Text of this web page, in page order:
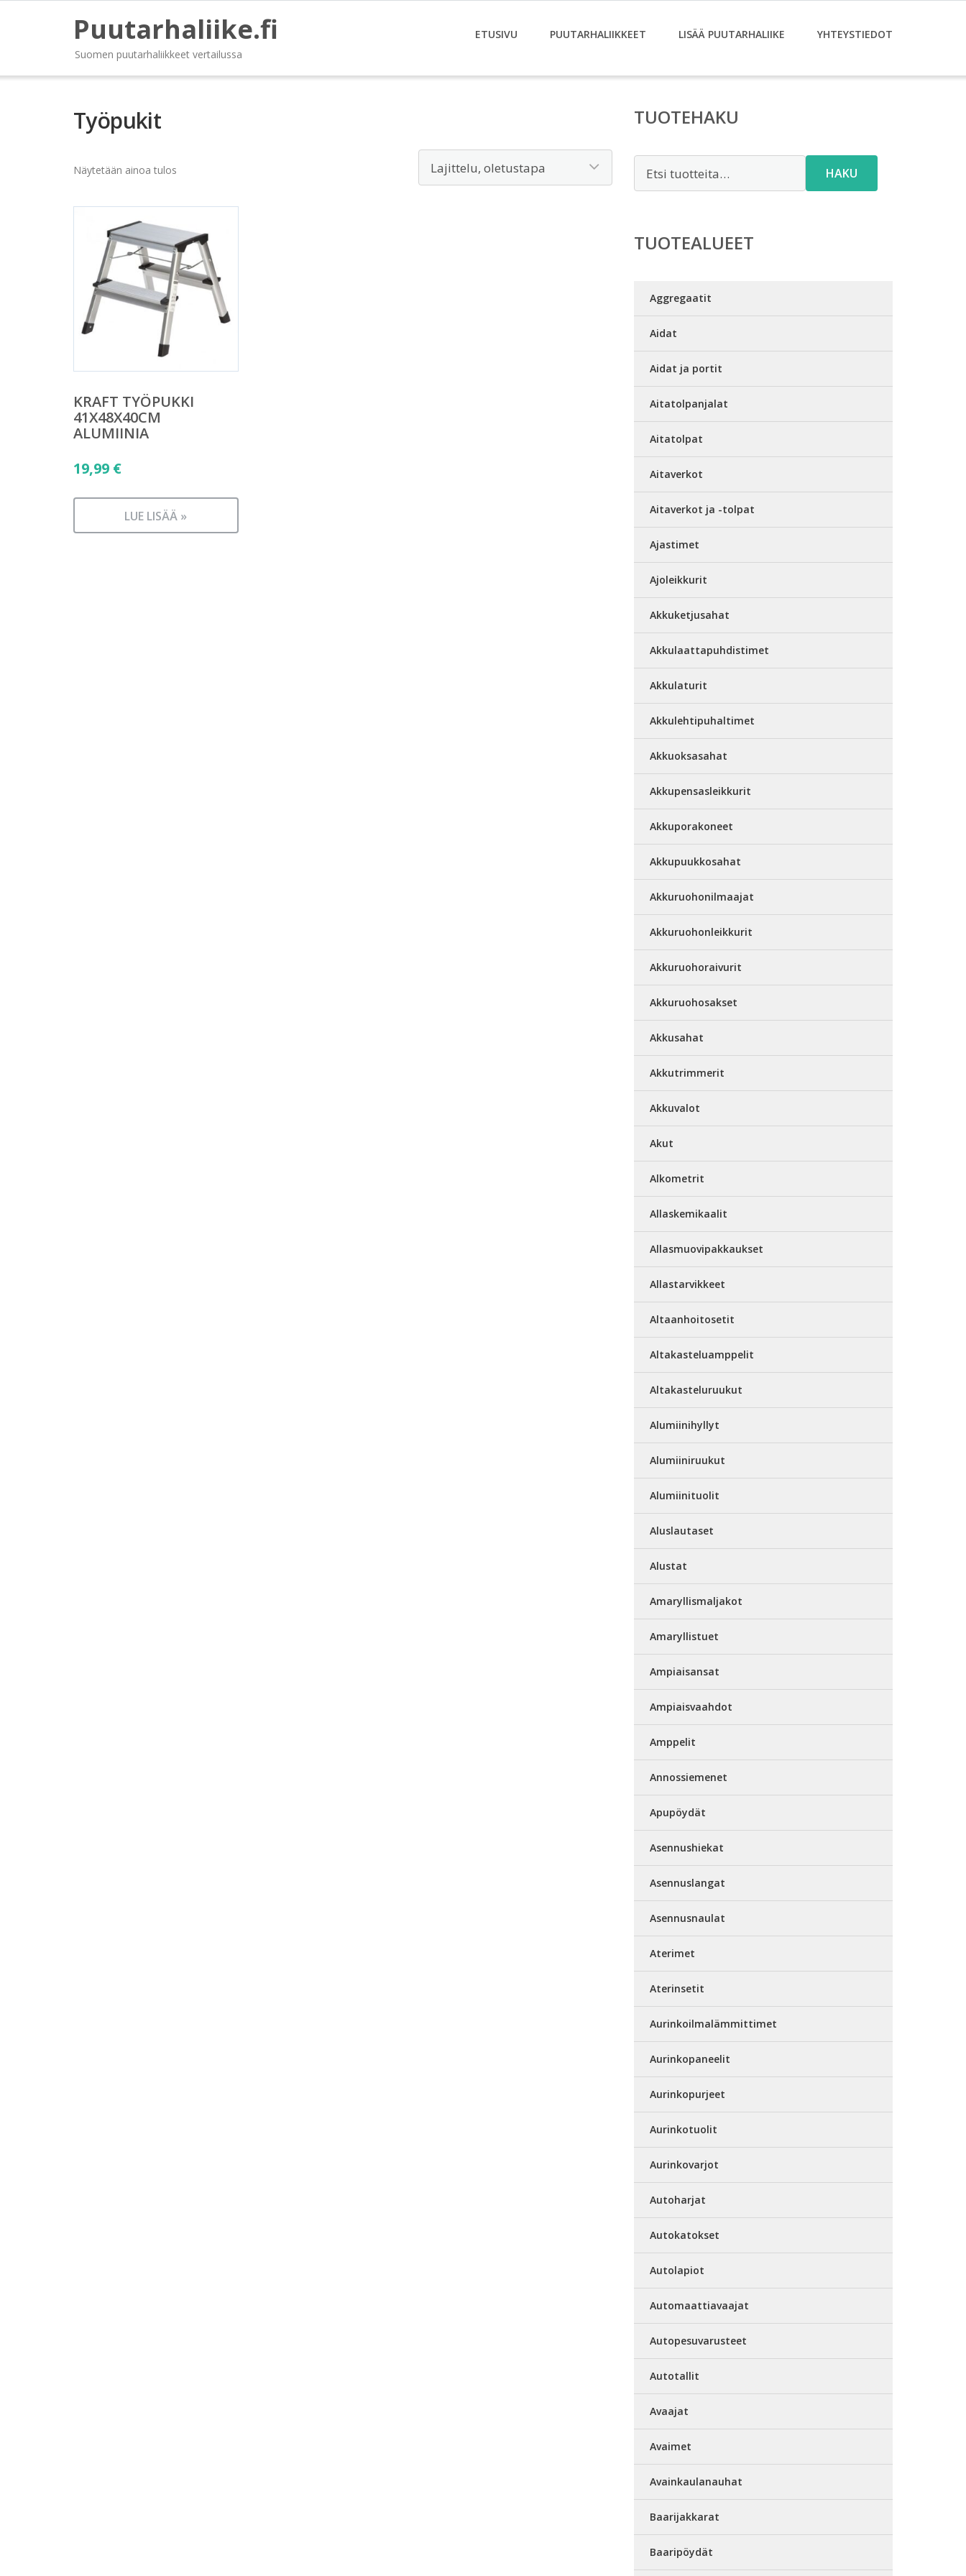
Puutarhaliike.fi
Suomen puutarhaliikkeet vertailussa
ETUSIVU PUUTARHALIIKKEET LISÄÄ PUUTARHALIIKE YHTEYSTIEDOT
Työpukit
Näytetään ainoa tulos
KRAFT TYÖPUKKI
41X48X40CM
ALUMIINIA
19,99 €
LUE LISÄÄ »
TUOTEHAKU
HAKU
TUOTEALUEET
Aggregaatit
Aidat
Aidat ja portit
Aitatolpanjalat
Aitatolpat
Aitaverkot
Aitaverkot ja -tolpat
Ajastimet
Ajoleikkurit
Akkuketjusahat
Akkulaattapuhdistimet
Akkulaturit
Akkulehtipuhaltimet
Akkuoksasahat
Akkupensasleikkurit
Akkuporakoneet
Akkupuukkosahat
Akkuruohonilmaajat
Akkuruohonleikkurit
Akkuruohoraivurit
Akkuruohosakset
Akkusahat
Akkutrimmerit
Akkuvalot
Akut
Alkometrit
Allaskemikaalit
Allasmuovipakkaukset
Allastarvikkeet
Altaanhoitosetit
Altakasteluamppelit
Altakasteluruukut
Alumiinihyllyt
Alumiiniruukut
Alumiinituolit
Aluslautaset
Alustat
Amaryllismaljakot
Amaryllistuet
Ampiaisansat
Ampiaisvaahdot
Amppelit
Annossiemenet
Apupöydät
Asennushiekat
Asennuslangat
Asennusnaulat
Aterimet
Aterinsetit
Aurinkoilmalämmittimet
Aurinkopaneelit
Aurinkopurjeet
Aurinkotuolit
Aurinkovarjot
Autoharjat
Autokatokset
Autolapiot
Automaattiavaajat
Autopesuvarusteet
Autotallit
Avaajat
Avaimet
Avainkaulanauhat
Baarijakkarat
Baaripöydät